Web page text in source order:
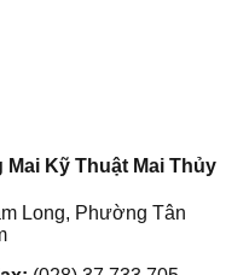
Kỹ Thuật Mai Thủy
Long, Phường Tân